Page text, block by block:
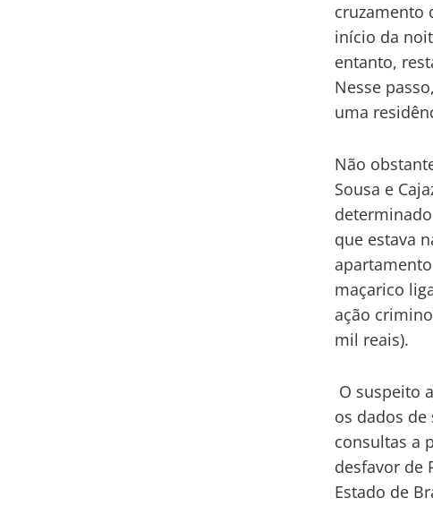
cruzamento
início da
entanto,
Nesse
uma
Não
Sousa e
determinado
que estava
maçarico
ação
mil reais).
O suspeito
os dados de
consultas a
desfavor de
Estado de